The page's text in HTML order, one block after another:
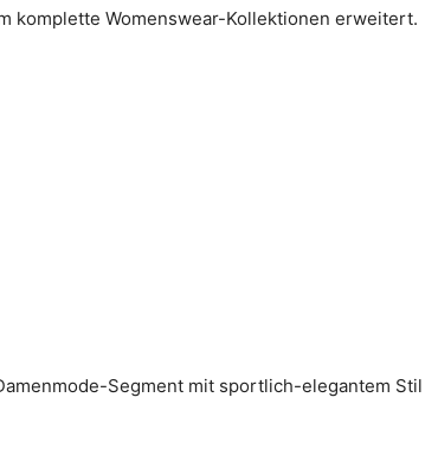
komplette Womenswear-Kollektionen erweitert.
Segment mit sportlich-elegantem Stil